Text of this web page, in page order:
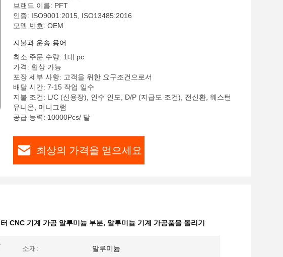
브랜드 이름: PFT
인증: ISO9001:2015, ISO13485:2016
모델 번호: OEM
지불과 운송 용어
최소 주문 수량: 1대 pc
가격: 협상 가능
포장 세부 사항: 고객을 위한 요구조건으로서
배달 시간: 7-15 작업 일수
지불 조건: L/C (신용장), 인수 인도, D/P (지급도 조건), 전신환, 웨스턴
유니온, 머니그램
공급 능력: 10000Pcs/ 달
최상의 가격을 얻으세요
CNC 기계 가공 알루미늄 부분, 알루미늄 기계 가공품을 돌리기
소재: 알루미늄